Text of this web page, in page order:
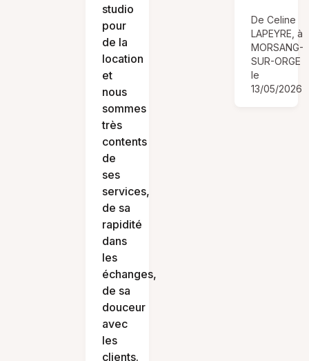
studio
pour
de la
location
et
nous
sommes
très
contents
de
ses
services,
de sa
rapidité
dans
les
échanges,
de sa
douceur
avec
les
clients.
De Celine
LAPEYRE, à
MORSANG-
SUR-ORGE
le
13/05/2026